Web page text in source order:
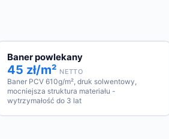
Baner powlekany
45 zł/m² NETTO
Baner PCV 610g/m², druk solwentowy,
mocniejsza struktura materiału -
wytrzymałość do 3 lat